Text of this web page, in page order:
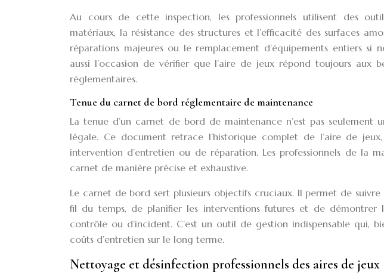
Au cours de cette inspection, les professionnels utilisent des
matériaux, la résistance des structures et l’efficacité des surfaces
réparations majeures ou le remplacement d’équipements entiers si
aussi l’occasion de vérifier que l’aire de jeux répond toujours aux
réglementaires.
Tenue du carnet de bord réglementaire de maintenance
La tenue d’un carnet de bord de maintenance n’est pas seulement
légale. Ce document retrace l’historique complet de l’aire de
intervention d’entretien ou de réparation. Les professionnels de la
carnet de manière précise et exhaustive.
Le carnet de bord sert plusieurs objectifs cruciaux. Il permet de suivre
fil du temps, de planifier les interventions futures et de
contrôle ou d’incident. C’est un outil de gestion indispensable qui,
coûts d’entretien sur le long terme.
Nettoyage et désinfection professionnels des aires de jeux